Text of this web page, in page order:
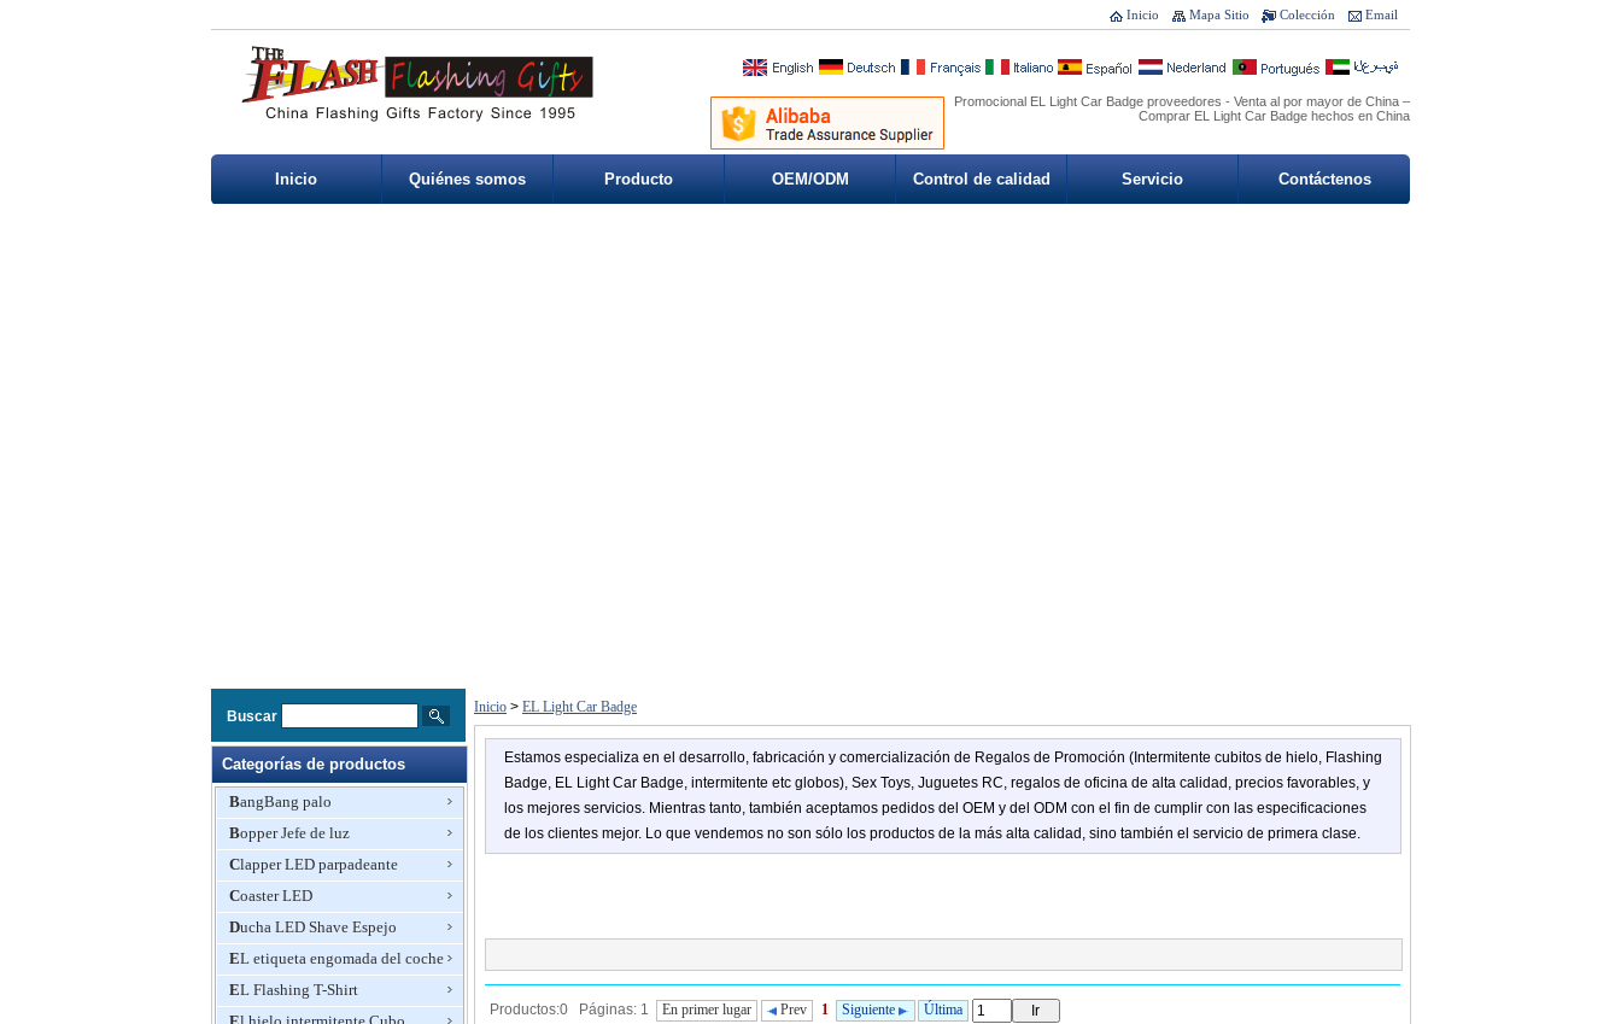
Email
Colección
Mapa Sitio
Inicio
Promocional EL Light Car Badge proveedores - Venta al por mayor de China –
Comprar EL Light Car Badge hechos en China
Inicio Quiénes somos Producto OEM/ODM Control de calidad Servicio Contáctenos
Buscar
Categorías de productos
BangBang palo
Bopper Jefe de luz
Clapper LED parpadeante
Coaster LED
Ducha LED Shave Espejo
EL etiqueta engomada del coche
EL Flashing T-Shirt
Inicio > EL Light Car Badge
Estamos especializa en el desarrollo, fabricación y comercialización de Regalos de Promoción (Intermitente cubitos de hielo, Flashing
Badge, EL Light Car Badge, intermitente etc globos), Sex Toys, Juguetes RC, regalos de oficina de alta calidad , precios favorables, y
los mejores servicios. Mientras tanto, también aceptamos pedidos del OEM y del ODM con el fin de cumplir con las especificaciones
de los clientes mejor. Lo que vendemos no son sólo los productos de la más alta calidad , sino también el servicio de primera clase.
Productos:0 Páginas: 1 En primer lugar Prev 1 Siguiente Última